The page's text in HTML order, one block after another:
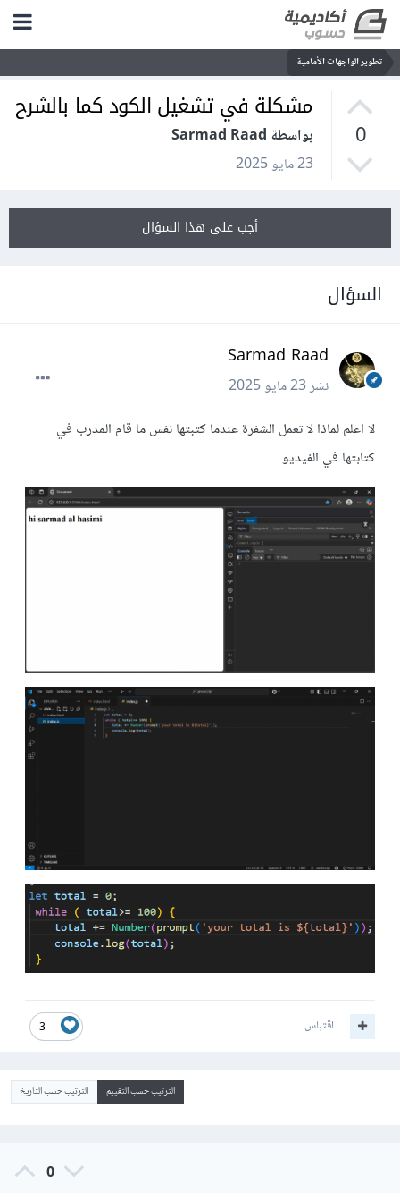
تطوير الواجهات الأمامية
0
مشكلة في تشغيل الكود كما بالشرح
بواسطة Sarmad Raad
23 مايو 2025
أجب على هذا السؤال
السؤال
Sarmad Raad
نشر23 مايو 2025
لا اعلم لماذا لا تعمل الشفرة عندما كتبتها نفس ما قام المدرب في
كتابتها في الفيديو
3 اقتباس
الترتيب حسب التقييم الترتيب حسب التاريخ
0